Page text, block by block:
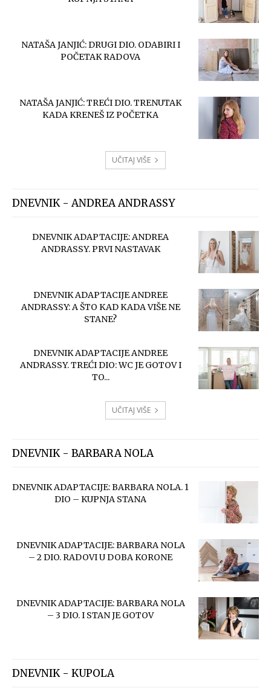
NATAŠA JANJIĆ: DRUGI DIO. ODABIRI I
POČETAK RADOVA
NATAŠA JANJIĆ: TREĆI DIO. TRENUTAK
KADA KRENEŠ IZ POČETKA
UČITAJ VIŠE
DNEVNIK - ANDREA ANDRASSY
DNEVNIK ADAPTACIJE: ANDREA
ANDRASSY. PRVI NASTAVAK
DNEVNIK ADAPTACIJE ANDREE
ANDRASSY: A ŠTO KAD KADA VIŠE NE
STANE?
DNEVNIK ADAPTACIJE ANDREE
ANDRASSY. TREĆI DIO: WC JE GOTOV I
TO...
UČITAJ VIŠE
DNEVNIK - BARBARA NOLA
DNEVNIK ADAPTACIJE: BARBARA NOLA. 1
DIO – KUPNJA STANA
DNEVNIK ADAPTACIJE: BARBARA NOLA
– 2 DIO. RADOVI U DOBA KORONE
DNEVNIK ADAPTACIJE: BARBARA NOLA
– 3 DIO. I STAN JE GOTOV
DNEVNIK - KUPOLA